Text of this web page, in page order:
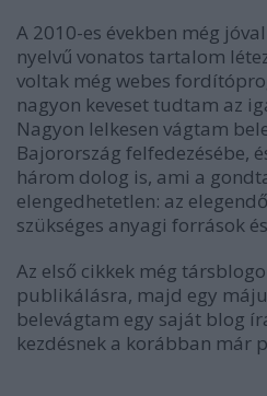
A 2010-es években még
nyelvű vonatos tartalom
voltak még webes
nagyon keveset tudtam az
Nagyon lelkesen vágtam
Bajorország felfedezésébe,
három dolog is, ami a
elengedhetetlen: az
szükséges anyagi források
Az első cikkek még
publikálásra, majd egy
belevágtam egy saját blog
kezdésnek a korábban már